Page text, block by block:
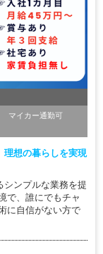
マイカー通勤可
理想の暮らしを実現
シンプルな業務を提
で、誰にでもチャ
に自信がない方で